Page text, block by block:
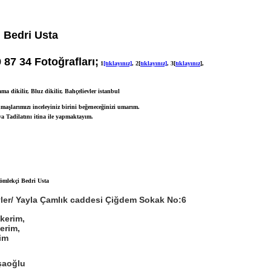
Usta
34 Fotoğrafları; 1[tıklayınız], 2[tıklayınız], 3[tıklayınız],
dikilir, Bluz dikilir, Bahçelievler istanbul
inceleyiniz birini beğeneceğinizi umarım.
Tadilatını itina ile yapmaktayım.
Yayla Çamlık caddesi Çiğdem Sokak No:6